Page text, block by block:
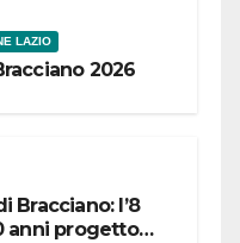
LAZIO
2026
Bracciano: l’8
anni progetto